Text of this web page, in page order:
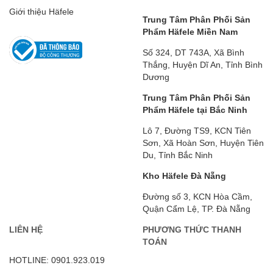
Giới thiệu Häfele
Trung Tâm Phân Phối Sản
Phẩm Häfele Miền Nam
Số 324, DT 743A, Xã Bình
Thắng, Huyện Dĩ An, Tỉnh Bình
Dương
Trung Tâm Phân Phối Sản
Phẩm Häfele tại Bắc Ninh
Lô 7, Đường TS9, KCN Tiên
Sơn, Xã Hoàn Sơn, Huyện Tiên
Du, Tỉnh Bắc Ninh
Kho Häfele Đà Nẵng
Đường số 3, KCN Hòa Cầm,
Quận Cẩm Lệ, TP. Đà Nẵng
LIÊN HỆ
HOTLINE: 0901.923.019
PHƯƠNG THỨC THANH
TOÁN